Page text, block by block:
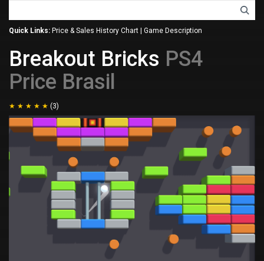
Quick Links: Price & Sales History Chart Game Description
Breakout Bricks PS4
Price Brasil
(3)